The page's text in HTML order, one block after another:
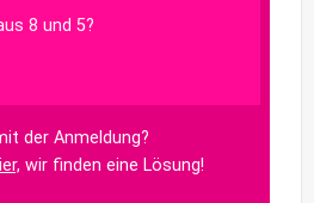
8 und 5?
der Anmeldung?
wir finden eine Lösung!